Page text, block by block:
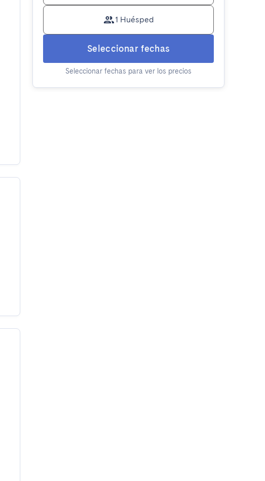
1 Huésped
Seleccionar fechas
Seleccionar fechas para ver los precios